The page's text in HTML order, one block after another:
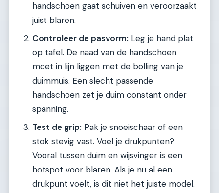
handschoen gaat schuiven en veroorzaakt
juist blaren.
Controleer de pasvorm: Leg je hand plat
op tafel. De naad van de handschoen
moet in lijn liggen met de bolling van je
duimmuis. Een slecht passende
handschoen zet je duim constant onder
spanning.
Test de grip: Pak je snoeischaar of een
stok stevig vast. Voel je drukpunten?
Vooral tussen duim en wijsvinger is een
hotspot voor blaren. Als je nu al een
drukpunt voelt, is dit niet het juiste model.